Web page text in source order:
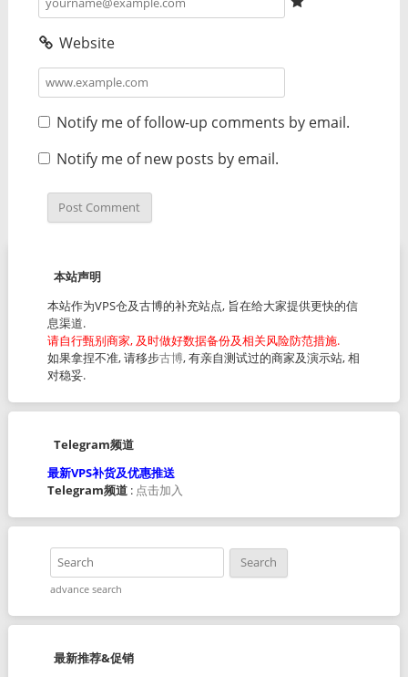
Website
Notify me of follow-up comments by email.
Notify me of new posts by email.
本站声明
本站作为VPS仓及古博的补充站点, 旨在给大家提供更快的信
息渠道.
请自行甄别商家, 及时做好数据备份及相关风险防范措施.
如果拿捏不准, 请移步古博, 有亲自测试过的商家及演示站, 相
对稳妥.
Telegram频道
最新VPS补货及优惠推送
Telegram频道: 点击加入
advance search
最新推荐&促销